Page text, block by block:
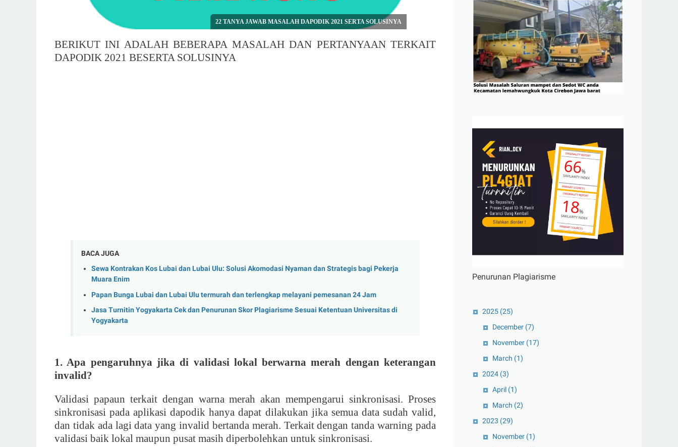
22 TANYA JAWAB MASALAH DAPODIK 2021 SERTA SOLUSINYA
BERIKUT INI ADALAH BEBERAPA MASALAH DAN PERTANYAAN TERKAIT
DAPODIK 2021 BESERTA SOLUSINYA
BACA JUGA
Sewa Kontrakan Kos Lubai dan Lubai Ulu: Solusi Akomodasi Nyaman dan Strategis bagi Pekerja
Muara Enim
Papan Bunga Lubai dan Lubai Ulu termurah dan terlengkap melayani pemesanan 24 Jam
Jasa Turnitin Yogyakarta Cek dan Penurunan Skor Plagiarisme Sesuai Ketentuan Universitas di
Yogyakarta
1. Apa pengaruhnya jika di validasi lokal berwarna merah dengan keterangan
invalid?
Validasi papaun terkait dengan warna merah akan mempengarui sinkronisasi. Proses
sinkronisasi pada aplikasi dapodik hanya dapat dilakukan jika semua data sudah valid,
dan tidak ada lagi data yang invalid bertanda merah. Terkait dengan tanda warning pada
validasi baik lokal maupun pusat masih diperbolehkan untuk sinkronisasi.
Penurunan Plagiarisme
2025 (25)
December (7)
November (17)
March (1)
2024 (3)
April (1)
March (2)
2023 (29)
November (1)